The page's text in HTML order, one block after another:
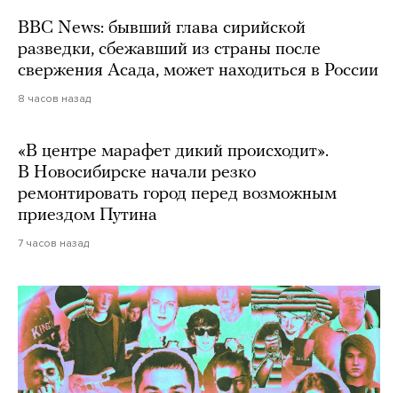
BBC News: бывший глава сирийской
разведки, сбежавший из страны после
свержения Асада, может находиться в России
8 часов назад
«В центре марафет дикий происходит».
В Новосибирске начали резко
ремонтировать город перед возможным
приездом Путина
7 часов назад